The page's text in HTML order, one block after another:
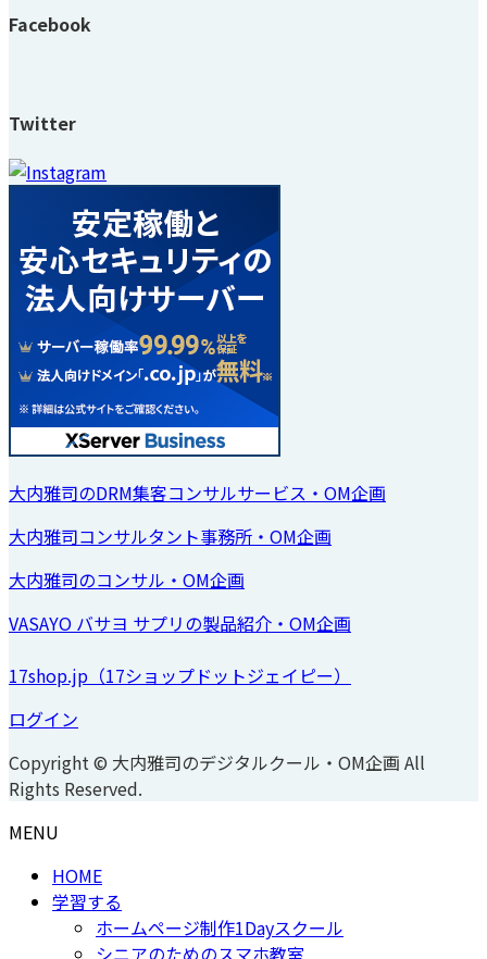
Facebook
Twitter
大内雅司のDRM集客コンサルサービス・OM企画
大内雅司コンサルタント事務所・OM企画
大内雅司のコンサル・OM企画
VASAYO バサヨ サプリの製品紹介・OM企画
17shop.jp（17ショップドットジェイピー）
ログイン
Copyright © 大内雅司のデジタルクール・OM企画 All
Rights Reserved.
MENU
HOME
学習する
ホームページ制作1Dayスクール
シニアのためのスマホ教室